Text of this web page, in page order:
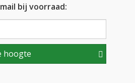
bij voorraad:
hoogte